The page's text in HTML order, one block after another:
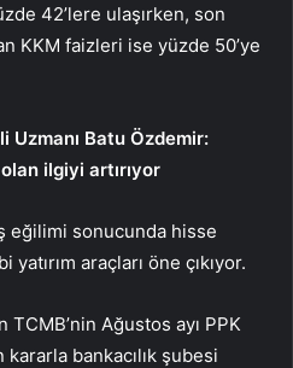
42’lere ulaşırken, son
KKM faizleri ise yüzde 50’ye
Uzmanı Batu Özdemir:
ilgiyi artırıyor
eğilimi sonucunda hisse
yatırım araçları öne çıkıyor.
Ağustos ayı PPK
kararla bankacılık şubesi